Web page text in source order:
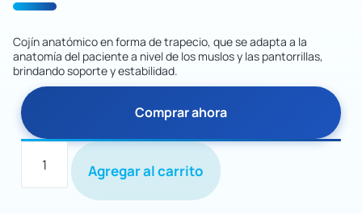
Cojín anatómico en forma de trapecio, que se adapta a la
anatomía del paciente a nivel de los muslos y las pantorrillas,
brindando soporte y estabilidad.
Comprar ahora
Agregar al carrito